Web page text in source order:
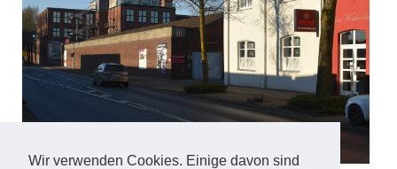
Wir verwenden Cookies. Einige davon sind